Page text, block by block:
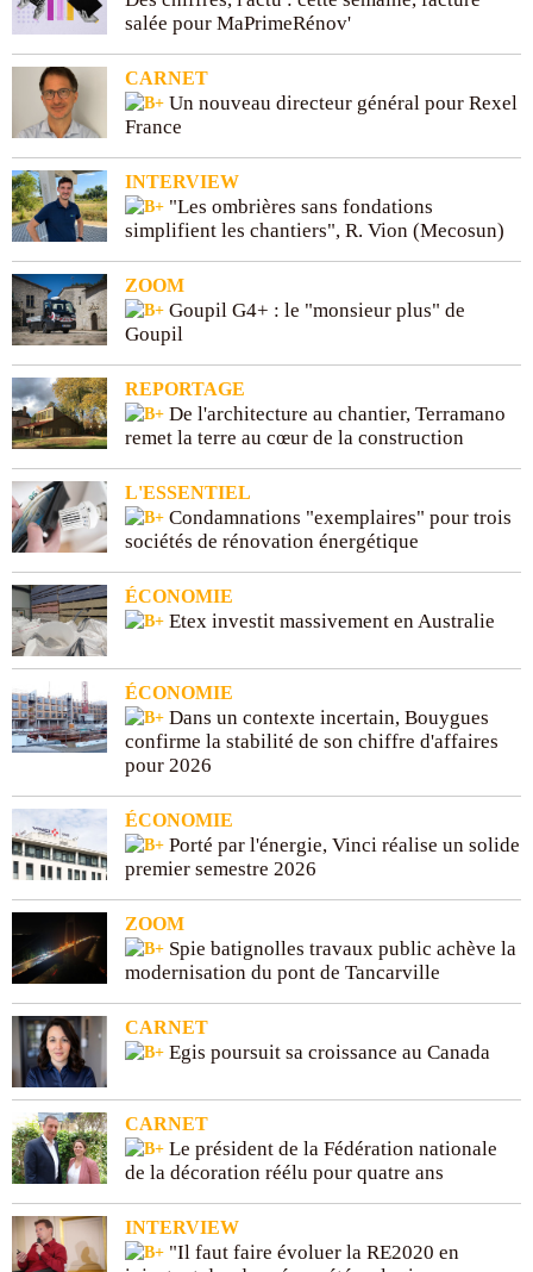
Text Edge Style
Font Family
Reset
Close Modal Dialog
End of dialog window.
salée pour MaPrimeRénov'
CARNET
Un nouveau directeur général pour Rexel
France
INTERVIEW
"Les ombrières sans fondations
simplifient les chantiers", R. Vion (Mecosun)
ZOOM
Goupil G4+ : le "monsieur plus" de
Goupil
REPORTAGE
De l'architecture au chantier, Terramano
remet la terre au cœur de la construction
L'ESSENTIEL
Condamnations "exemplaires" pour trois
sociétés de rénovation énergétique
ÉCONOMIE
Etex investit massivement en Australie
ÉCONOMIE
Dans un contexte incertain, Bouygues
confirme la stabilité de son chiffre d'affaires
pour 2026
ÉCONOMIE
Porté par l'énergie, Vinci réalise un solide
premier semestre 2026
ZOOM
Spie batignolles travaux public achève la
modernisation du pont de Tancarville
CARNET
Egis poursuit sa croissance au Canada
CARNET
Le président de la Fédération nationale
de la décoration réélu pour quatre ans
INTERVIEW
"Il faut faire évoluer la RE2020 en